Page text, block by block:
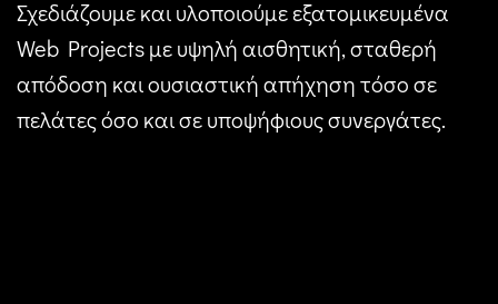
Σχεδιάζουμε και υλοποιούμε εξατομικευμένα
Web Projects με υψηλή αισθητική, σταθερή
απόδοση και ουσιαστική απήχηση τόσο σε
πελάτες όσο και σε υποψήφιους συνεργάτες.